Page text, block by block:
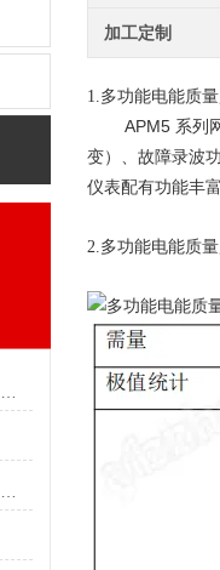
加工定制
1.多功能电能质
APM5 系列
变）、故障录波
仪表配有功能丰
2.多功能电能质